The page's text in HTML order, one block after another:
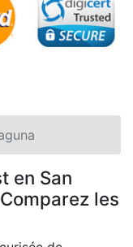
en San
les